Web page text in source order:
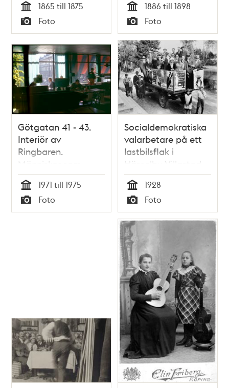
Tid
1865 till 1875
Typ
Foto Tid
1886 till 1898
Typ
Foto
Götgatan 41 - 43.
Interiör av
Ringbaren.
Människor som
sitter och äter.
Tid
1971 till 1975
Typ
Foto
Socialdemokratiska
valarbetare på ett
lastbilsflak i
Hässelby Villastad.
Tid
1928
Typ
Foto